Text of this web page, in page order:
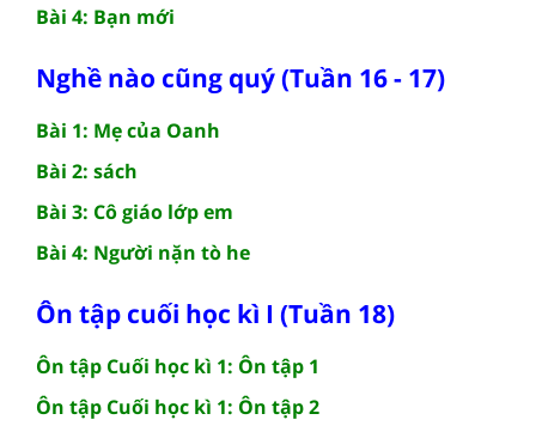
Bài 4: Bạn mới
Nghề nào cũng quý (Tuần 16 - 17)
Bài 1: Mẹ của Oanh
Bài 2: sách
Bài 3: Cô giáo lớp em
Bài 4: Người nặn tò he
Ôn tập cuối học kì I (Tuần 18)
Ôn tập Cuối học kì 1: Ôn tập 1
Ôn tập Cuối học kì 1: Ôn tập 2